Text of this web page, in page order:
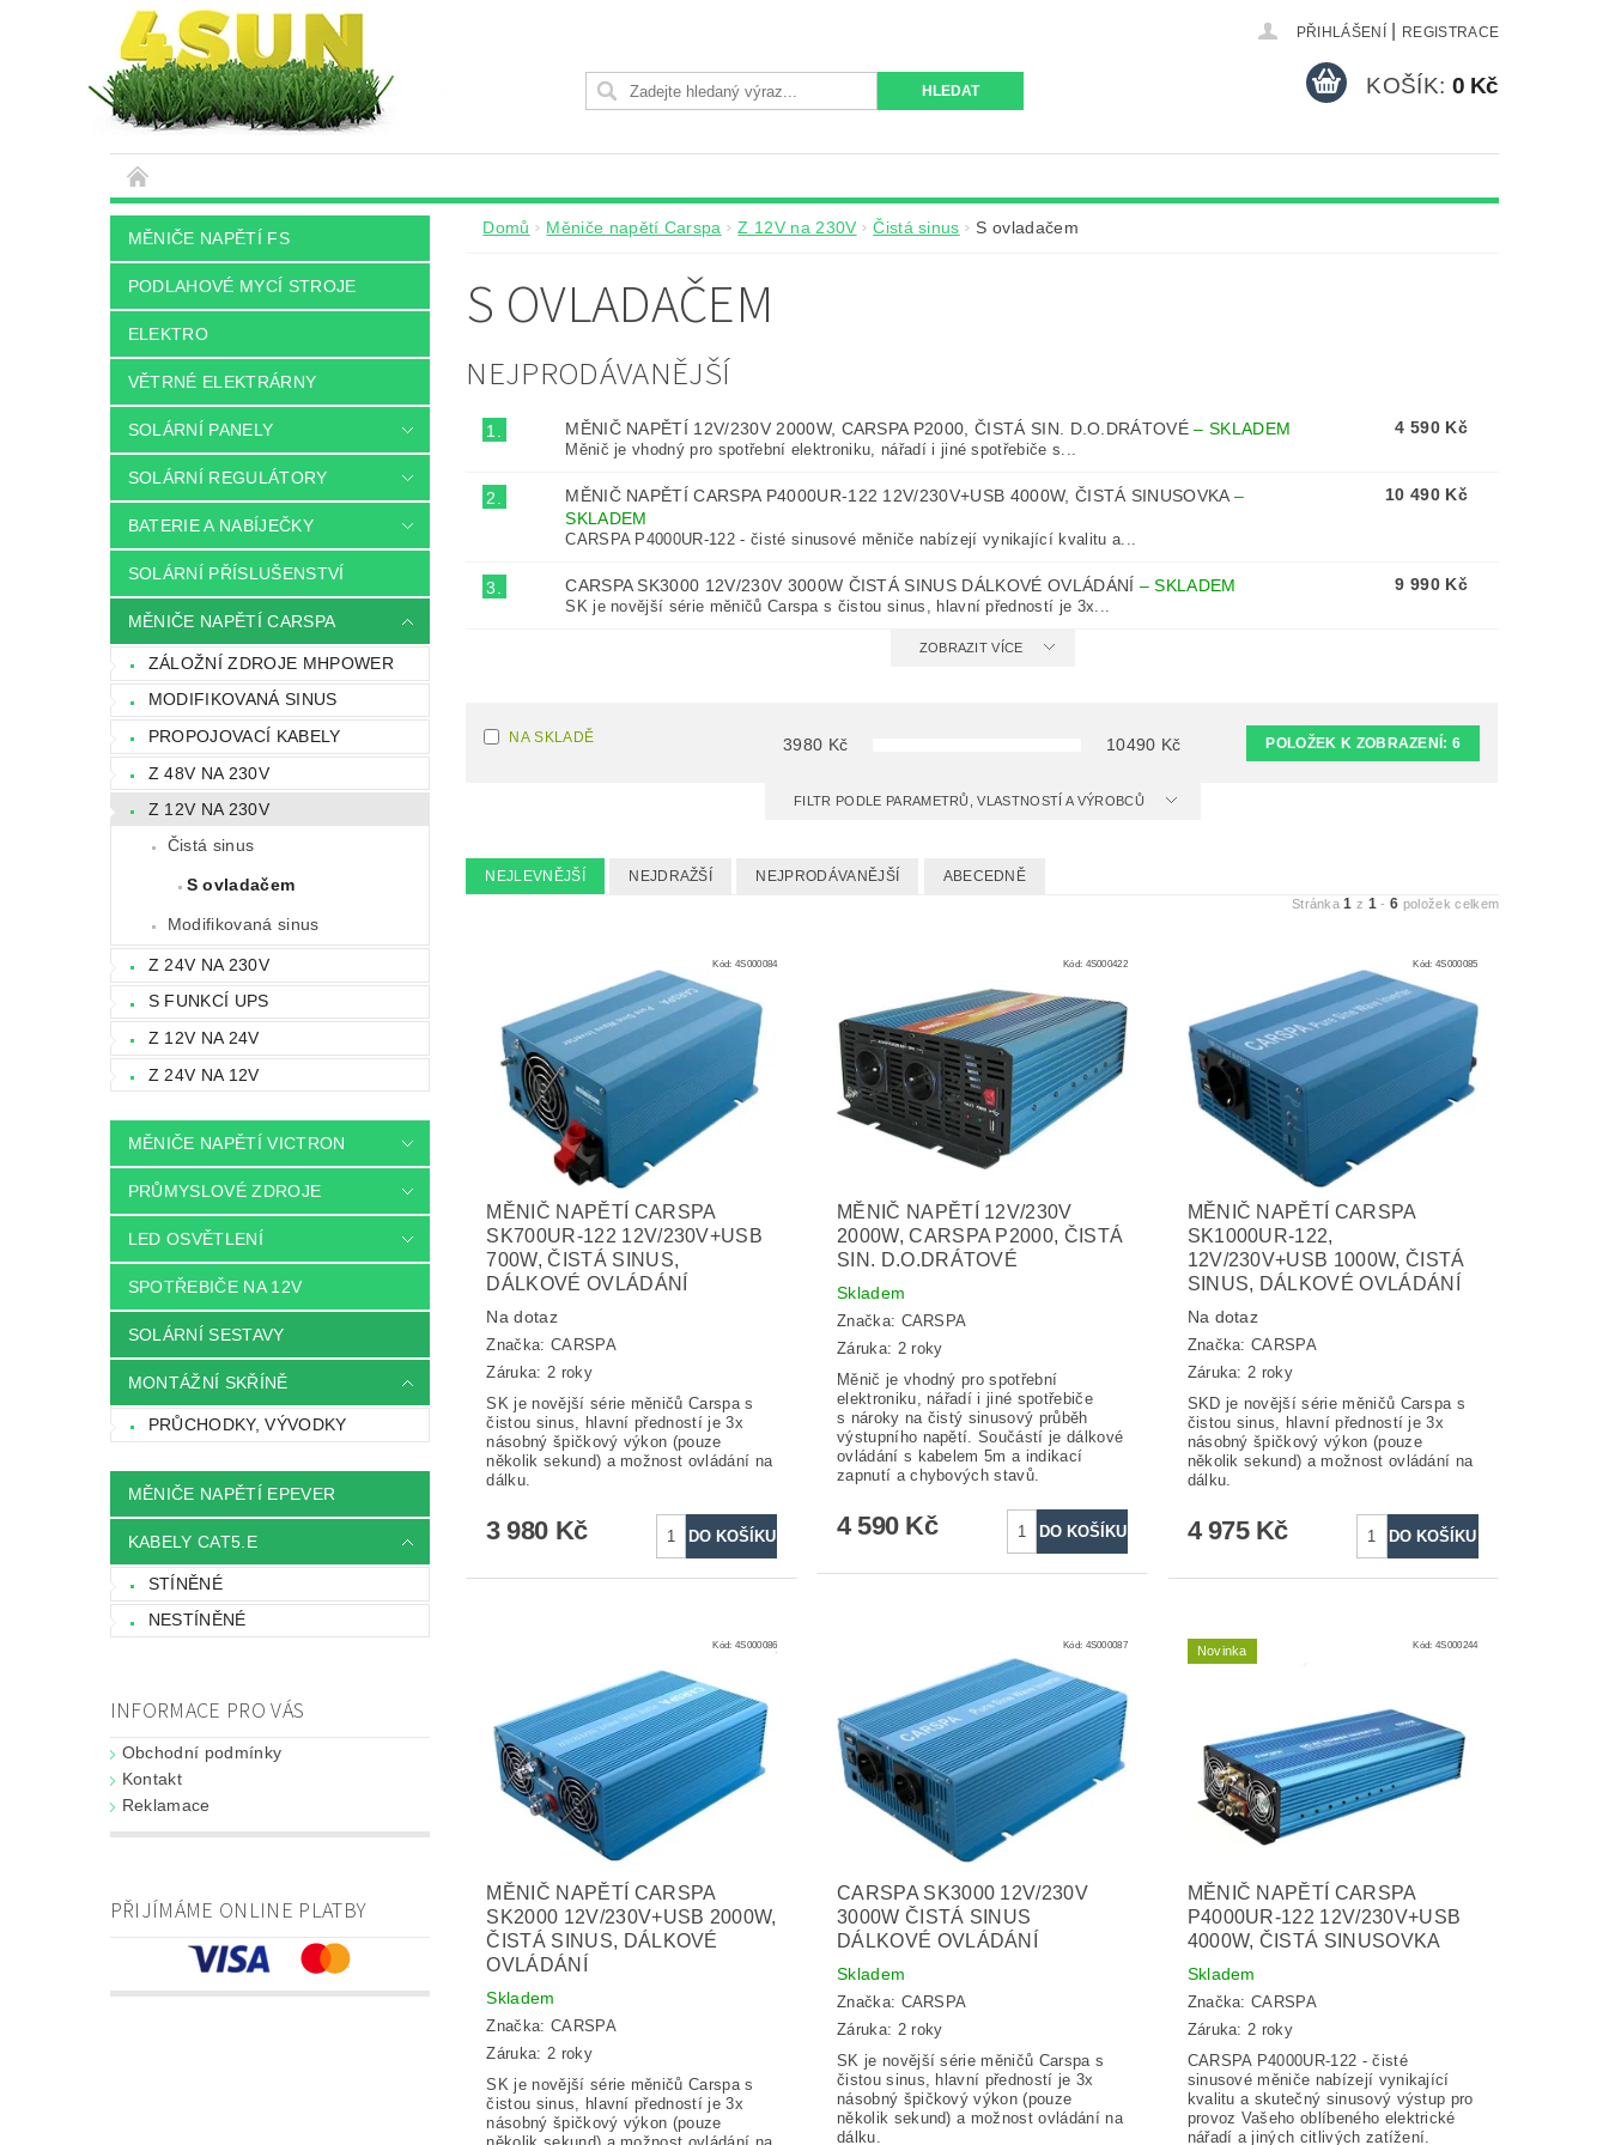
PŘIHLÁŠENÍ REGISTRACE
KOŠÍK: 0 Kč
MĚNIČE NAPĚTÍ FS
PODLAHOVÉ MYCÍ STROJE
ELEKTRO
VĚTRNÉ ELEKTRÁRNY
SOLÁRNÍ PANELY
SOLÁRNÍ REGULÁTORY
BATERIE A NABÍJEČKY
SOLÁRNÍ PŘÍSLUŠENSTVÍ
MĚNIČE NAPĚTÍ CARSPA
ZÁLOŽNÍ ZDROJE MHPOWER
MODIFIKOVANÁ SINUS
PROPOJOVACÍ KABELY
Z 48V NA 230V
Z 12V NA 230V
Čistá sinus
S ovladačem
Modifikovaná sinus
Z 24V NA 230V
S FUNKCÍ UPS
Z 12V NA 24V
Z 24V NA 12V
MĚNIČE NAPĚTÍ VICTRON
PRŮMYSLOVÉ ZDROJE
LED OSVĚTLENÍ
SPOTŘEBIČE NA 12V
SOLÁRNÍ SESTAVY
MONTÁŽNÍ SKŘÍNĚ
PRŮCHODKY, VÝVODKY
MĚNIČE NAPĚTÍ EPEVER
KABELY CAT5.E
STÍNĚNÉ
NESTÍNĚNÉ
INFORMACE PRO VÁS
Obchodní podmínky
Kontakt
Reklamace
PŘIJÍMÁME ONLINE PLATBY
Domů Měniče napětí Carspa Z 12V na 230V Čistá sinus S ovladačem
S OVLADAČEM
NEJPRODÁVANĚJŠÍ
1. MĚNIČ NAPĚTÍ 12V/230V 2000W, CARSPA P2000, ČISTÁ SIN. D.O.DRÁTOVÉ– SKLADEM
Měnič je vhodný pro spotřební elektroniku, nářadí i jiné spotřebiče s...
4 590 Kč
2. MĚNIČ NAPĚTÍ CARSPA P4000UR-122 12V/230V+USB 4000W, ČISTÁ SINUSOVKA –
SKLADEM
CARSPA P4000UR-122 - čisté sinusové měniče nabízejí vynikající kvalitu a...
10 490 Kč
3. CARSPA SK3000 12V/230V 3000W ČISTÁ SINUS DÁLKOVÉ OVLÁDÁNÍ –SKLADEM
SK je novější série měničů Carspa s čistou sinus, hlavní předností je 3x...
9 990 Kč
ZOBRAZIT VÍCE
NA SKLADĚ 3980 Kč 10490 Kč POLOŽEK K ZOBRAZENÍ:6
FILTR PODLE PARAMETRŮ, VLASTNOSTÍ A VÝROBCŮ
NEJLEVNĚJŠÍ NEJDRAŽŠÍ NEJPRODÁVANĚJŠÍ ABECEDNĚ
Stránka1 z 1 -6 položek celkem
Kód: 4S000084
MĚNIČ NAPĚTÍ CARSPA
SK700UR-122 12V/230V+USB
700W, ČISTÁ SINUS,
DÁLKOVÉ OVLÁDÁNÍ
Na dotaz
Značka: CARSPA
Záruka: 2 roky
SK je novější série měničů Carspa s
čistou sinus, hlavní předností je 3x
násobný špičkový výkon (pouze
několik sekund) a možnost ovládání na
dálku.
3 980 Kč
Kód: 4S000422
MĚNIČ NAPĚTÍ 12V/230V
2000W, CARSPA P2000, ČISTÁ
SIN. D.O.DRÁTOVÉ
Skladem
Značka: CARSPA
Záruka: 2 roky
Měnič je vhodný pro spotřební
elektroniku, nářadí i jiné spotřebiče
s nároky na čistý sinusový průběh
výstupního napětí. Součástí je dálkové
ovládání s kabelem 5m a indikací
zapnutí a chybových stavů.
4 590 Kč
Kód:4S000085
MĚNIČ NAPĚTÍ CARSPA
SK1000UR-122,
12V/230V+USB 1000W, ČISTÁ
SINUS, DÁLKOVÉ OVLÁDÁNÍ
Na dotaz
Značka:CARSPA
Záruka: 2 roky
SKD je novější série měničů Carspa s
čistou sinus, hlavní předností je 3x
násobný špičkový výkon (pouze
několik sekund) a možnost ovládání na
dálku.
4 975 Kč
Kód: 4S000086
MĚNIČ NAPĚTÍ CARSPA
SK2000 12V/230V+USB 2000W,
ČISTÁ SINUS, DÁLKOVÉ
OVLÁDÁNÍ
Skladem
Značka: CARSPA
Záruka: 2 roky
SK je novější série měničů Carspa s
čistou sinus, hlavní předností je 3x
násobný špičkový výkon (pouze
Kód: 4S000087
CARSPA SK3000 12V/230V
3000W ČISTÁ SINUS
DÁLKOVÉ OVLÁDÁNÍ
Skladem
Značka: CARSPA
Záruka: 2 roky
SK je novější série měničů Carspa s
čistou sinus, hlavní předností je 3x
násobný špičkový výkon (pouze
několik sekund) a možnost ovládání na
dálku.
Novinka Kód:4S000244
MĚNIČ NAPĚTÍ CARSPA
P4000UR-122 12V/230V+USB
4000W, ČISTÁ SINUSOVKA
Skladem
Značka:CARSPA
Záruka: 2 roky
CARSPA P4000UR-122 - čisté
sinusové měniče nabízejí vynikající
kvalitu a skutečný sinusový výstup pro
provoz Vašeho oblíbeného elektrické
nářadí a jiných citlivých zatížení.